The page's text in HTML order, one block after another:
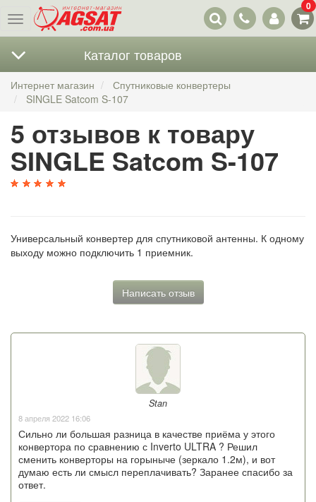
Меню
Наши
контакты
0
Каталог товаров
Интернет магазин
Спутниковые конвертеры
SINGLE Satcom S-107
5 отзывов к товару
SINGLE Satcom S-107
Универсальный конвертер для спутниковой антенны. К одному
выходу можно подключить 1 приемник.
Написать отзыв
Stan
8 апреля 2022 16:06
Сильно ли большая разница в качестве приёма у этого
конвертора по сравнению с Inverto ULTRA ? Решил
сменить конверторы на горыныче (зеркало 1.2м), и вот
думаю есть ли смысл переплачивать? Заранее спасибо за
ответ.